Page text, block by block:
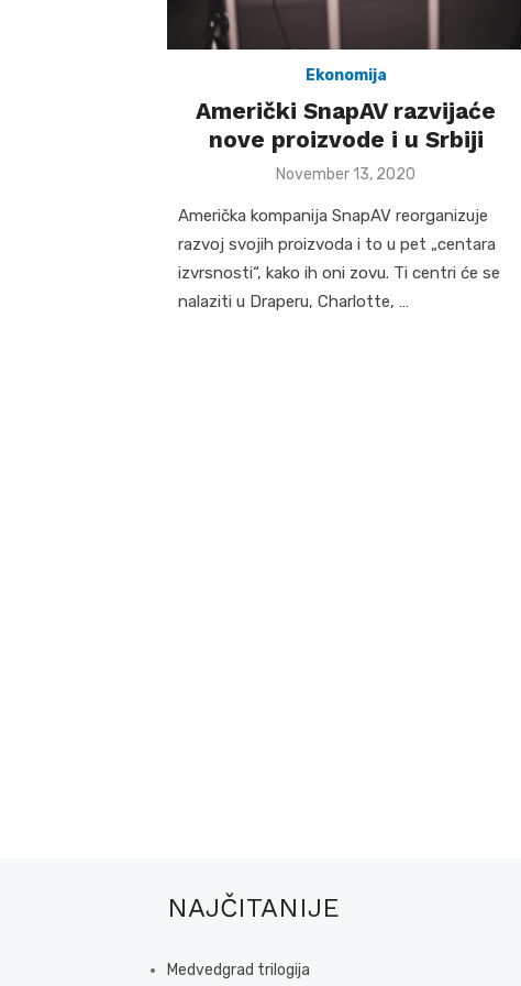
Ekonomija
Američki SnapAV razvijaće
nove proizvode i u Srbiji
Posted
November 13, 2020
Američka kompanija SnapAV reorganizuje
razvoj svojih proizvoda i to u pet „centara
izvrsnosti“, kako ih oni zovu. Ti centri će se
nalaziti u Draperu, Charlotte, …
NAJČITANIJE
Medvedgrad trilogija